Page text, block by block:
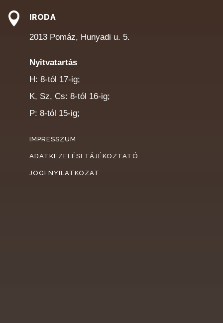
 IRODA
2013 Pomáz, Hunyadi u. 5.
Nyitvatartás
H: 8-tól 17-ig;
K, Sz, Cs: 8-tól 16-ig;
P: 8-tól 15-ig;
IMPRESSZUM
ADATKEZELÉSI TÁJÉKOZTATÓ
JOGI NYILATKOZAT